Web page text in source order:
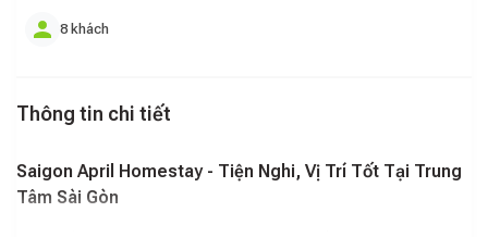
8 khách
Thông tin chi tiết
Saigon April Homestay - Tiện Nghi, Vị Trí Tốt Tại Trung
Tâm Sài Gòn